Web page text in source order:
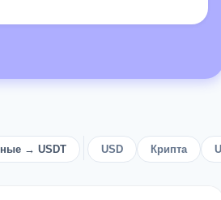
→ USDT USD Крипта